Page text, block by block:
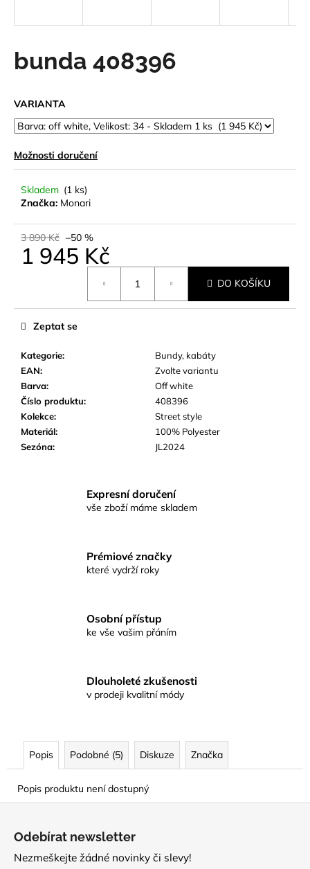
bunda 408396
VARIANTA
Možnosti doručení
Skladem (1 ks)
Značka: Monari
3 890 Kč –50 %
1 945 Kč
DO KOŠÍKU
Kategorie:
Bundy, kabáty
EAN:
Zvolte variantu
Barva:
Off white
Číslo produktu:
408396
Kolekce:
Street style
Materiál:
100% Polyester
Sezóna: JL2024
Zeptat se
Expresní doručení
vše zboží máme skladem
Prémiové značky
které vydrží roky
Osobní přístup
ke vše vašim přáním
Dlouholeté zkušenosti
v prodeji kvalitní módy
Popis Podobné (5) Diskuze Značka
Popis produktu není dostupný
í
t
HLEDAT
D
o
č
u
e
m
e
Odebírat newsletter
Nezmeškejte žádné novinky či slevy!